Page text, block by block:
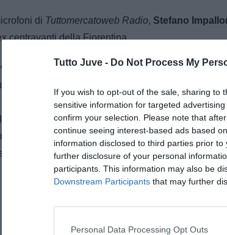
Tutto Juve - Do Not Process My
If you wish to opt-out of the sale, sharing to
sensitive information for targeted
confirm your selection. Please note that
continue seeing interest-based ads based
information disclosed to third parties prior
further disclosure of your personal
participants. This information may also be
Downstream Participants that may further
Personal Data Processing Opt Outs
di Tuttomercatoweb Radio, Stefano
centravanti della Fiorentina.
Juve ora deve trovare un centravanti”
potevamo immaginare. Noi pensavamo che
separare la volontà del calciatore di
Juve non sa cosa troverà per sostituirlo, ora deve
ma non credo sia la prima scelta. Vlahovic, se
Alessandra Stefanelli
Giornalista di TuttoJuve.com, dove segue l’attualità della